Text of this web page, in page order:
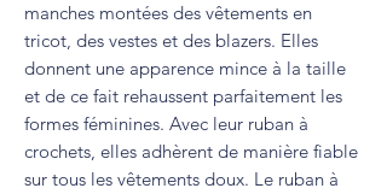
manches montées des vêtements en
tricot, des vestes et des blazers. Elles
donnent une apparence mince à la taille
et de ce fait rehaussent parfaitement les
formes féminines. Avec leur ruban à
crochets, elles adhèrent de manière fiable
sur tous les vêtements doux. Le ruban à